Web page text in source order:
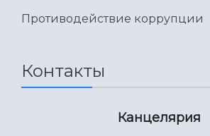
Противодействие коррупции
Контакты
Канцелярия